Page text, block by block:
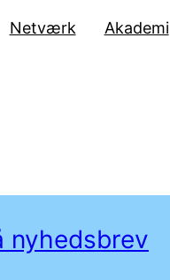
Netværk Akademi
nyhedsbrev